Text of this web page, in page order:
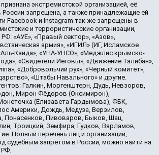
экстремистской организацией, её
России запрещена, а также принадлежащие ей
Facebook и Instagram так же запрещены в
и террористические организации,
«АУЕ», «Правый сектор», «Азов»,
армия», «ИГИЛ» (ИГ, Исламское
Каида», «УНА-УНСО», «Меджлис крымско-
«Свидетели Иеговы», «Движение Талибан»,
«Добровольчий рух», «Чёрный комитет»,
«Штабы Навального» и другие.
Галкин, Моргенштерн, Дудь, Невзоров,
Мирон Фёдоров (Оксимирон),
(Елизавета Гардымова), ФБК,
Америки, Дождь, Медуза, Верзилов,
Понасенков, Пивоваров, Быков, Шац,
Троицкий, Земфира, Гудков, Варламов,
Полный перечень лиц и организаций,
судебным запретом в России, можно найти на
РФ.